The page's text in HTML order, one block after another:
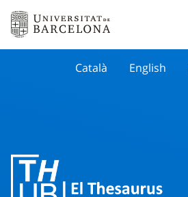
Català English